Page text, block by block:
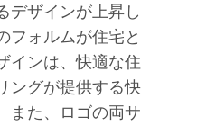
デザインが上昇し
フォルムが住宅と
インは、快適な住
ングが提供する快
また、ロゴの両サ